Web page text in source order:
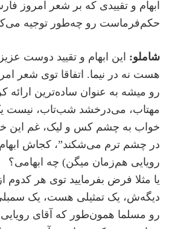
ابهام و تقییدی که بر شعر امروز
حکم‌فرماست رو چه‌طور توجیه
شاملو: این ابهام و تقیید دوست
هست نه در نیما. اتفاقا توی شعر
رو میشه به عنوان ساده‌ترین ارائه
مهتاب، می‌درخشد شب‌تاب، نیست
خواب به چشم کس و لیک، غم این
در چشم ترم می‌شکند”، کجاش
رویایی هم‌زمان میگن) چه ابهامی؟
یا مثلا فرض بفرمایید توی هر کدوم
دیگه‌ش، یک تمثیلی هست، یک
رو مسلما همون‌طور که آقای رویایی